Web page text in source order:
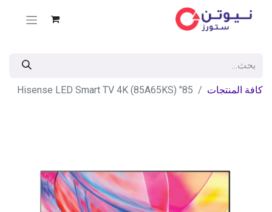
كافة المنتجات 85" Hisense LED Smart TV 4K (85A65KS)